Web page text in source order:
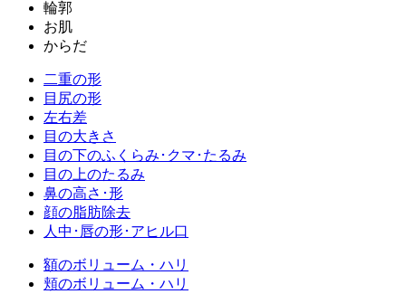
輪郭
お肌
からだ
二重の形
目尻の形
左右差
目の大きさ
目の下のふくらみ･クマ･たるみ
目の上のたるみ
鼻の高さ･形
顔の脂肪除去
人中･唇の形･アヒル口
額のボリューム・ハリ
頬のボリューム・ハリ